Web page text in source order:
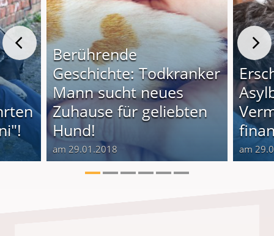
Berührende
Geschichte: Todkranker
Mann sucht neues
Zuhause für geliebten
Hund!
am 29.01.2018 am